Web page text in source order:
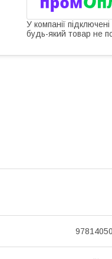
У компанії
будь-який товар не